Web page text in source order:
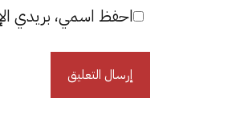
احفظ اسمي، بريدي